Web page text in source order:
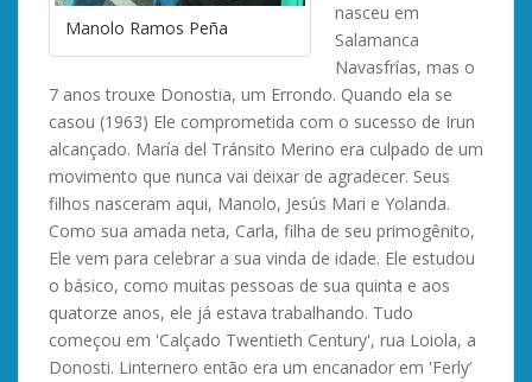
Manolo Ramos Peña
nasceu em
Salamanca
Navasfrías, mas o
7 anos trouxe Donostia, um Errondo. Quando ela se
casou (1963) Ele comprometida com o sucesso de Irun
alcançado. María del Tránsito Merino era culpado de um
movimento que nunca vai deixar de agradecer. Seus
filhos nasceram aqui, Manolo, Jesús Mari e Yolanda.
Como sua amada neta, Carla, filha de seu primogênito,
Ele vem para celebrar a sua vinda de idade. Ele estudou
o básico, como muitas pessoas de sua quinta e aos
quatorze anos, ele já estava trabalhando. Tudo
começou em 'Calçado Twentieth Century', rua Loiola, a
Donosti. Linternero então era um encanador em 'Ferly’